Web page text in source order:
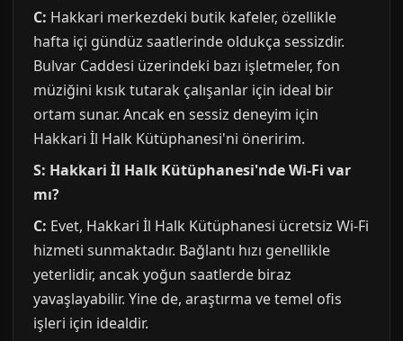
C: Hakkari merkezdeki butik kafeler, özellikle
hafta içi gündüz saatlerinde oldukça sessizdir.
Bulvar Caddesi üzerindeki bazı işletmeler, fon
müziğini kısık tutarak çalışanlar için ideal bir
ortam sunar. Ancak en sessiz deneyim için
Hakkari İl Halk Kütüphanesi'ni öneririm.
S: Hakkari İl Halk Kütüphanesi'nde Wi-Fi var
mı?
C: Evet, Hakkari İl Halk Kütüphanesi ücretsiz Wi-Fi
hizmeti sunmaktadır. Bağlantı hızı genellikle
yeterlidir, ancak yoğun saatlerde biraz
yavaşlayabilir. Yine de, araştırma ve temel ofis
işleri için idealdir.